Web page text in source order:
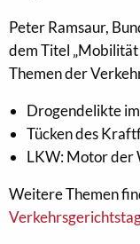
Peter Ramsaur,
dem Titel
Themen der
Drogendelikte
Tücken des
LKW: Motor der
Weitere Themen